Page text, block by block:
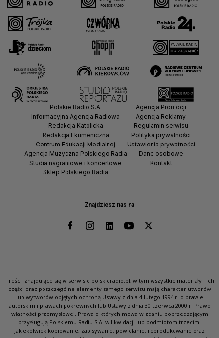
Znajdziesz nas na
Polskie Radio S.A.
Informacyjna Agencja Radiowa
Redakcja Katolicka
Redakcja Ekumeniczna
Centrum Edukacji Medialnej
Agencja Muzyczna Polskiego Radia
Studia nagraniowe i koncertowe
Sklep Polskiego Radia
Agencja Promocji
Agencja Reklamy
Regulamin serwisu
Polityka prywatności
Ustawienia prywatności
Dane osobowe
Kontakt
Treści, znajdujące się w serwisie polskieradio.pl, w tym wszystkie materiały i ich
części oraz poszczególne elementy samego serwisu mają charakter utworów
lub wytworów objętych ochroną Ustawy z dnia 4 lutego 1994 r. o prawie
autorskim i prawach pokrewnych lub Ustawy z dnia 30 czerwca 2000 r. Prawo
własności przemysłowej. Prawa o których mowa w zdaniu poprzedzającym
przysługują Polskiemu Radiu S.A. w likwidacji lub podmiotom trzecim.
Jakiekolwiek kopiowanie, zapisywanie, powielanie, reprodukowanie oraz